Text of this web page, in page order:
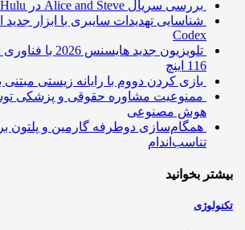
بررسی سریال Alice and Steve در Hulu با بازی نیکولا واکر
Codex
بازی کردن دووم با رایانه زیستی مبتنی بر
ممنوعیت مشاوره حقوقی و پزشکی
هوش مصنوعی
همگام‌سازی دوطرفه گارمین و پلتون برای
تناسب‌اندام
بخوانید